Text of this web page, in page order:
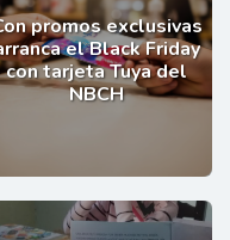
promos exclusivas
el Black Friday
con tarjeta Tuya del
NBCH